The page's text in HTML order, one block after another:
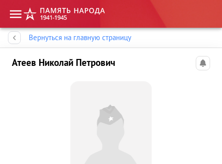
Вернуться на главную страницу
Атеев Николай Петрович
Память народа